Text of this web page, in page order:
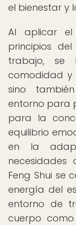
el bienestar y
Al aplicar el
principios
trabajo, se
comodidad y
sino
entorno para
para la
equilibrio
en la
necesidades
Feng Shui se
energía del
entorno de
cuerpo